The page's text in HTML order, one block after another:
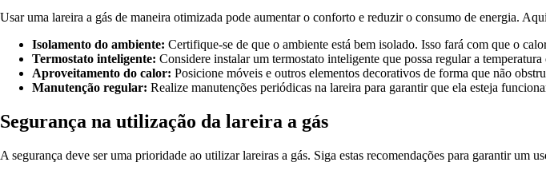
Usar uma lareira a gás de maneira otimizada pode aumentar o conforto e reduzir o consumo de energia.
Isolamento do ambiente: Certifique-se de que o ambiente está bem isolado. Isso fará com que o
Termostato inteligente: Considere instalar um termostato inteligente que possa regular a
Aproveitamento do calor: Posicione móveis e outros elementos decorativos de forma que não
Manutenção regular: Realize manutenções periódicas na lareira para garantir que ela esteja
Segurança na utilização da lareira a gás
A segurança deve ser uma prioridade ao utilizar lareiras a gás. Siga estas recomendações para garantir um